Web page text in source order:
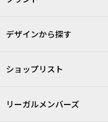
デザインから探す
ショップリスト
リーガルメンバーズ